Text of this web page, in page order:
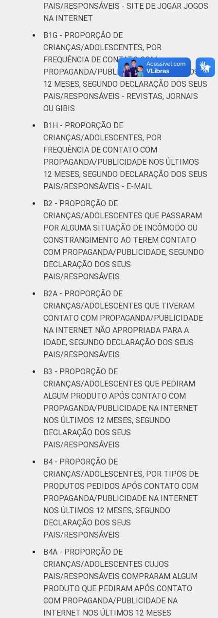
PAIS/RESPONSÁVEIS - SITE DE JOGAR JOGOS
NA INTERNET
B1G - PROPORÇÃO DE
CRIANÇAS/ADOLESCENTES, POR
FREQUÊNCIA DE CONTATO COM
PROPAGANDA/PUBLICIDADE NOS ÚLTIMOS
12 MESES, SEGUNDO DECLARAÇÃO DOS SEUS
PAIS/RESPONSÁVEIS - REVISTAS, JORNAIS
OU GIBIS
B1H - PROPORÇÃO DE
CRIANÇAS/ADOLESCENTES, POR
FREQUÊNCIA DE CONTATO COM
PROPAGANDA/PUBLICIDADE NOS ÚLTIMOS
12 MESES, SEGUNDO DECLARAÇÃO DOS SEUS
PAIS/RESPONSÁVEIS - E-MAIL
B2 - PROPORÇÃO DE
CRIANÇAS/ADOLESCENTES QUE PASSARAM
POR ALGUMA SITUAÇÃO DE INCÔMODO OU
CONSTRANGIMENTO AO TEREM CONTATO
COM PROPAGANDA/PUBLICIDADE, SEGUNDO
DECLARAÇÃO DOS SEUS
PAIS/RESPONSÁVEIS
B2A - PROPORÇÃO DE
CRIANÇAS/ADOLESCENTES QUE TIVERAM
CONTATO COM PROPAGANDA/PUBLICIDADE
NA INTERNET NÃO APROPRIADA PARA A
IDADE, SEGUNDO DECLARAÇÃO DOS SEUS
PAIS/RESPONSÁVEIS
B3 - PROPORÇÃO DE
CRIANÇAS/ADOLESCENTES QUE PEDIRAM
ALGUM PRODUTO APÓS CONTATO COM
PROPAGANDA/PUBLICIDADE NA INTERNET
NOS ÚLTIMOS 12 MESES, SEGUNDO
DECLARAÇÃO DOS SEUS
PAIS/RESPONSÁVEIS
B4 - PROPORÇÃO DE
CRIANÇAS/ADOLESCENTES, POR TIPOS DE
PRODUTOS PEDIDOS APÓS CONTATO COM
PROPAGANDA/PUBLICIDADE NA INTERNET
NOS ÚLTIMOS 12 MESES, SEGUNDO
DECLARAÇÃO DOS SEUS
PAIS/RESPONSÁVEIS
B4A - PROPORÇÃO DE
CRIANÇAS/ADOLESCENTES CUJOS
PAIS/RESPONSÁVEIS COMPRARAM ALGUM
PRODUTO QUE PEDIRAM APÓS CONTATO
COM PROPAGANDA/PUBLICIDADE NA
INTERNET NOS ÚLTIMOS 12 MESES